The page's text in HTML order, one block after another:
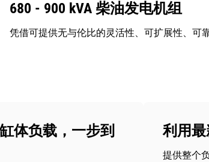
680 - 900 kVA 柴油发电机组
凭借可提供无与伦比的灵活性、可扩展性、
体负载，一步到
利用最
提供整个